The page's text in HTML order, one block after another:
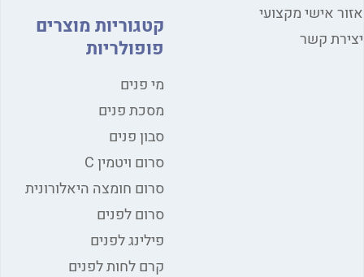
אישי מקצועי
קשר
קטגוריות מוצרים
פופולריות
מי פנים
מסכת פנים
סבון פנים
סרום ויטמין C
סרום חומצה היאלורונית
סרום לפנים
פילינג לפנים
קרם לחות לפנים